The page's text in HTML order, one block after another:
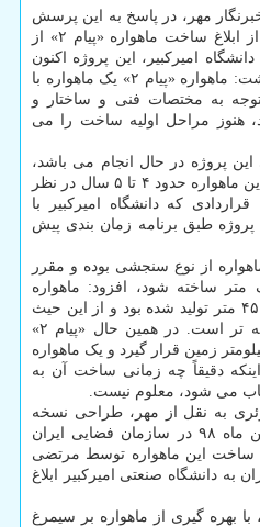
مهر، در پاسخ به این پرسش
که با گذشت بیش از یک سال از ابلاغ ساخت ماهواره «پیام ۲» از
امیرکبیر، این پروژه اکنون
در چه وضعیتی است، اظهار داشت: ماهواره «پیام ۲» یک ماهواره با
به مختصات فنی و ساختار و
هنوز مراحل اولیه ساخت را می
این پروژه در حال انجام می باشد،
اضافه کرد: مدت زمان ساخت این ماهواره حدود ۴ تا ۵ سال در نظر
که دانشگاه امیرکبیر با
پروژه طبق برنامه زمان بندی پیش
از نوع سنجشی بوده و مقرر
ساخته شود، افزود: ماهواره
«پیام ۱» با قدرت تصویربرداری ۴۵ متر تولید شده بود و از این حیث
ماهواره «پیام ۲» بسیار پیشرفته تر است. در همین حال «پیام ۲»
است در مدار بالای ۵۰۰ کیلومتر زمین قرار گیرد و یک ماهواره
دقیقاً چه زمانی ساخت آن به
می شود، معلوم نیست.
به نقل از مهر، طراحی نسخه
جدید ماهواره پیام (پیام ۲) بهمن ماه ۹۸ در سازمان فضایی ایران
ساخت این ماهواره توسط مرتضی
به دانشگاه صنعتی امیرکبیر ابلاغ
ماهواره «پیام ۱» دی ماه ۱۳۹۷، با بهره گیری از ماهواره بر سیمرغ